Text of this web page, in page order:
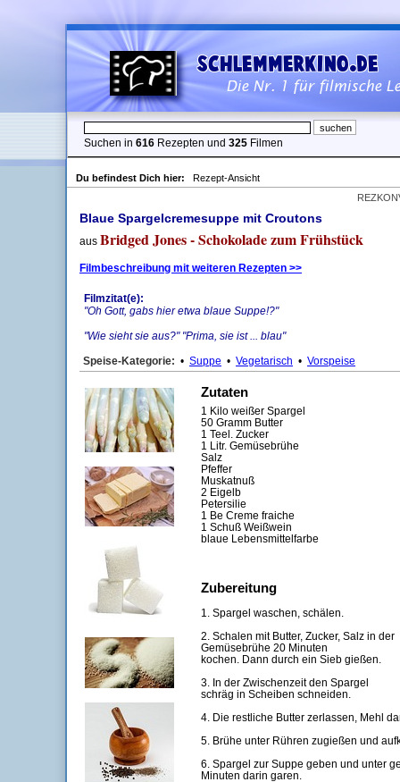
Suchen in 616 Rezepten und 325 Filmen
Du befindest Dich hier:
Rezept-Ansicht
Blaue Spargelcremesuppe mit Croutons
aus Bridged Jones - Schokolade zum Frühstück
Filmbeschreibung mit weiteren Rezepten >>
Filmzitat(e):
"Oh Gott, gabs hier etwa blaue Suppe!?"
"Wie sieht sie aus?" "Prima, sie ist ... blau"
Speise-Kategorie: • Suppe • Vegetarisch • Vorspeise
Zutaten
1 Kilo weißer Spargel
50 Gramm Butter
1 Teel. Zucker
1 Litr. Gemüsebrühe
Salz
Pfeffer
Muskatnuß
2 Eigelb
Petersilie
1 Be Creme fraiche
1 Schuß Weißwein
blaue Lebensmittelfarbe
Zubereitung
1. Spargel waschen, schälen.
2. Schalen mit Butter, Zucker, Salz in der
Gemüsebrühe 20 Minuten
kochen. Dann durch ein Sieb gießen.
3. In der Zwischenzeit den Spargel
schräg in Scheiben schneiden.
4. Die restliche Butter zerlassen, Mehl
5. Brühe unter Rühren zugießen und
6. Spargel zur Suppe geben und unter
Minuten darin garen.